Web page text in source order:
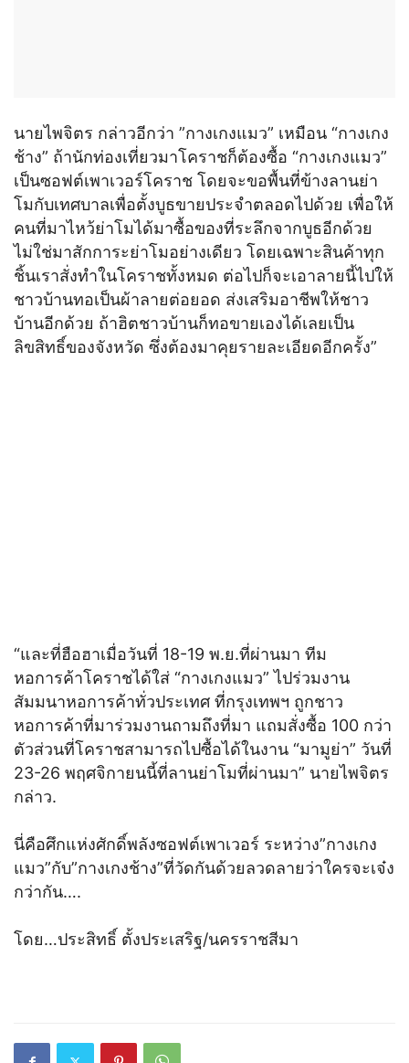
นายไพจิตร กล่าวอีกว่า ”กางเกงแมว” เหมือน “กางเกง
ช้าง” ถ้านักท่องเที่ยวมาโคราชก็ต้องซื้อ “กางเกงแมว”
เป็นซอฟต์เพาเวอร์โคราช โดยจะขอพื้นที่ข้างลานย่า
โมกับเทศบาลเพื่อตั้งบูธขายประจำตลอดไปด้วย เพื่อให้
คนที่มาไหว้ย่าโมได้มาซื้อของที่ระลึกจากบูธอีกด้วย
ไม่ใช่มาสักการะย่าโมอย่างเดียว โดยเฉพาะสินค้าทุก
ชิ้นเราสั่งทำในโคราชทั้งหมด ต่อไปก็จะเอาลายนี้ไปให้
ชาวบ้านทอเป็นผ้าลายต่อยอด ส่งเสริมอาชีพให้ชาว
บ้านอีกด้วย ถ้าฮิตชาวบ้านก็ทอขายเองได้เลยเป็น
ลิขสิทธิ์ของจังหวัด ซึ่งต้องมาคุยรายละเอียดอีกครั้ง”
“และที่ฮือฮาเมื่อวันที่ 18-19 พ.ย.ที่ผ่านมา ทีม
หอการค้าโคราชได้ใส่ “กางเกงแมว” ไปร่วมงาน
สัมมนาหอการค้าทั่วประเทศ ที่กรุงเทพฯ ถูกชาว
หอการค้าที่มาร่วมงานถามถึงที่มา แถมสั่งซื้อ 100 กว่า
ตัวส่วนที่โคราชสามารถไปซื้อได้ในงาน “มามูย่า” วันที่
23-26 พฤศจิกายนนี้ที่ลานย่าโมที่ผ่านมา” นายไพจิตร
กล่าว.
นี่คือศึกแห่งศักดิ์พลังซอฟต์เพาเวอร์ ระหว่าง”กางเกง
แมว”กับ”กางเกงช้าง”ที่วัดกันด้วยลวดลายว่าใครจะเจ๋ง
กว่ากัน….
โดย…ประสิทธิ์ ตั้งประเสริฐ/นครราชสีมา